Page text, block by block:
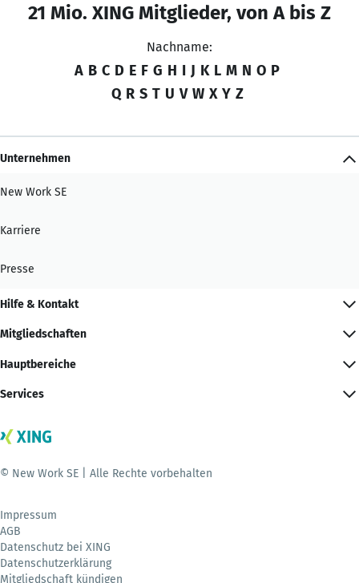
21 Mio. XING Mitglieder, von A bis Z
Nachname:
A B C D E F G H I J K L M N O P
Q R S T U V W X Y Z
Unternehmen
New Work SE
Karriere
Presse
Hilfe & Kontakt
Mitgliedschaften
Hauptbereiche
Services
© New Work SE | Alle Rechte vorbehalten
Impressum
AGB
Datenschutz bei XING
Datenschutzerklärung
Mitgliedschaft kündigen